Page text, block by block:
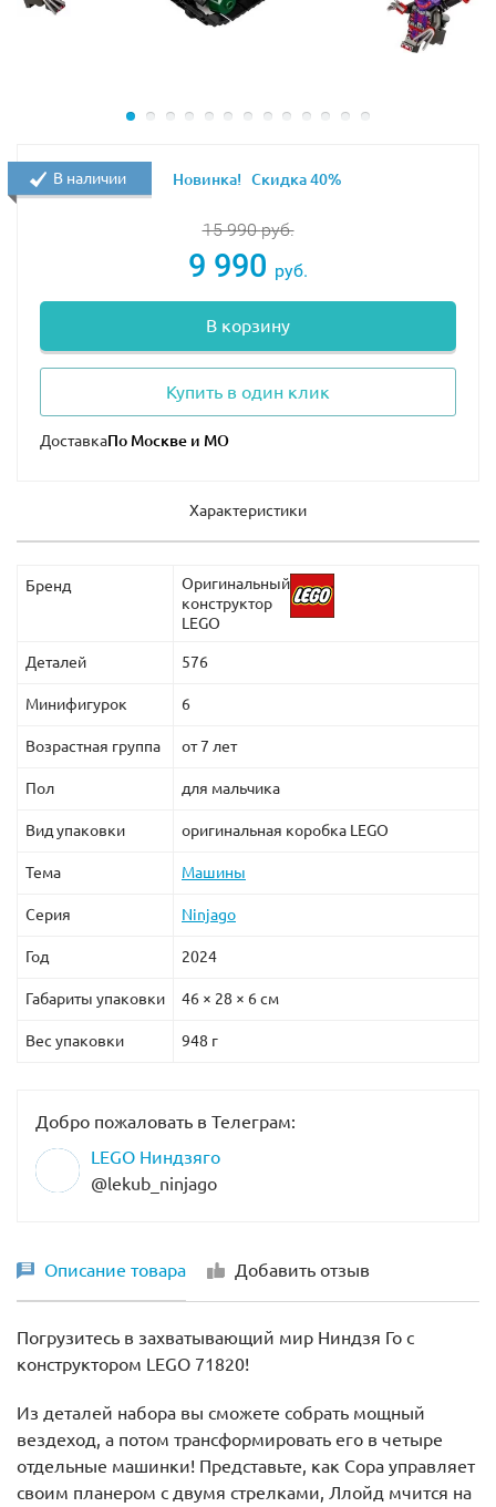
15 990руб.
9 990 руб.
В корзину
Купить в один клик
Доставка
В наличии Новинка! Скидка 40%
Характеристики
Бренд
Оригинальный
конструктор
LEGO
Деталей 576
Минифигурок 6
Возрастная группа от 7 лет
Пол для мальчика
Вид упаковки оригинальная коробка LEGO
Тема Машины
Серия Ninjago
Год 2024
Габариты упаковки 46 × 28 × 6 см
Вес упаковки 948 г
Добро пожаловать в Телеграм:
LEGO Ниндзяго
@lekub_ninjago
Описание товара Добавить отзыв
Погрузитесь в захватывающий мир Ниндзя Го с
конструктором LEGO 71820!
Из деталей набора вы сможете собрать мощный
вездеход, а потом трансформировать его в четыре
отдельные машинки! Представьте, как Сора управляет
своим планером с двумя стрелками, Ллойд мчится на